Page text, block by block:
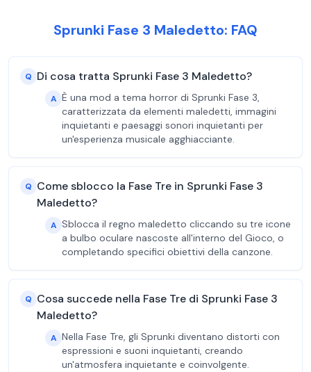
Sprunki Fase 3 Maledetto: FAQ
Q Di cosa tratta Sprunki Fase 3 Maledetto?
A È una mod a tema horror di Sprunki Fase 3,
caratterizzata da elementi maledetti, immagini
inquietanti e paesaggi sonori inquietanti per
un'esperienza musicale agghiacciante.
Q Come sblocco la Fase Tre in Sprunki Fase 3
Maledetto?
A Sblocca il regno maledetto cliccando su tre icone
a bulbo oculare nascoste all'interno del Gioco, o
completando specifici obiettivi della canzone.
Q Cosa succede nella Fase Tre di Sprunki Fase 3
Maledetto?
A Nella Fase Tre, gli Sprunki diventano distorti con
espressioni e suoni inquietanti, creando
un'atmosfera inquietante e coinvolgente.